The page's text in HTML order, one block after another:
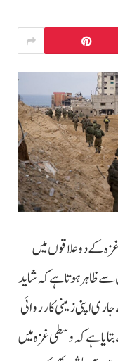
کے دو علاقوں میں
ظاہر ہوتا ہے کہ شاید
اپنی زمینی کارروائی
ہے کہ وسطی غزہ میں